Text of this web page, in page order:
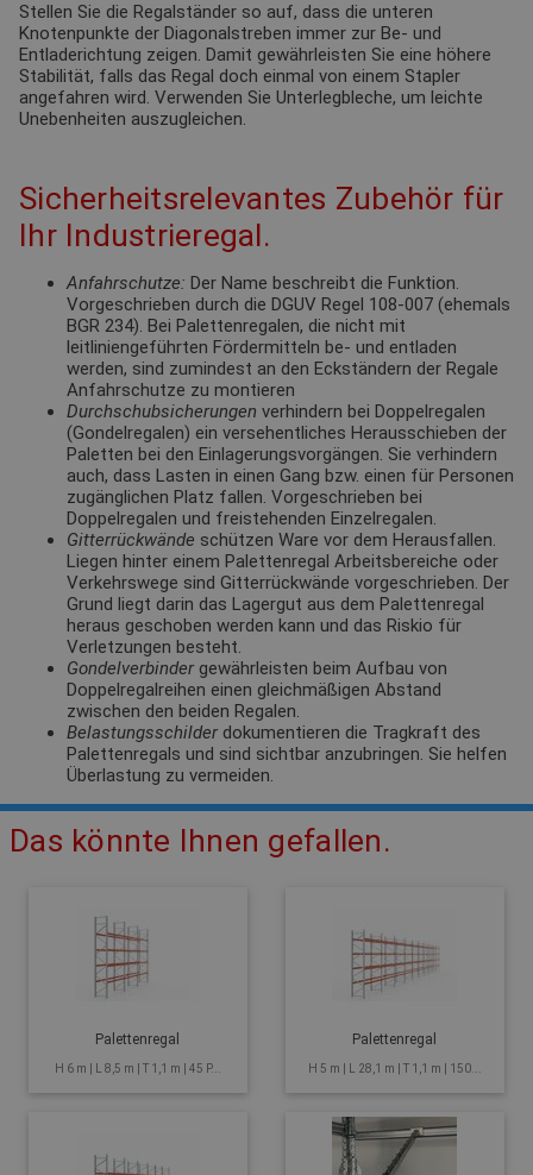
Stellen Sie die Regalständer so auf, dass die unteren
Knotenpunkte der Diagonalstreben immer zur Be- und
Entladerichtung zeigen. Damit gewährleisten Sie eine höhere
Stabilität, falls das Regal doch einmal von einem Stapler
angefahren wird. Verwenden Sie Unterlegbleche, um leichte
Unebenheiten auszugleichen.
Sicherheitsrelevantes Zubehör für
Ihr Industrieregal.
Anfahrschutze: Der Name beschreibt die Funktion.
Vorgeschrieben durch die DGUV Regel 108-007 (ehemals
BGR 234). Bei Palettenregalen, die nicht mit
leitliniengeführten Fördermitteln be- und entladen
werden, sind zumindest an den Eckständern der Regale
Anfahrschutze zu montieren
Durchschubsicherungen verhindern bei Doppelregalen
(Gondelregalen) ein versehentliches Herausschieben der
Paletten bei den Einlagerungsvorgängen. Sie verhindern
auch, dass Lasten in einen Gang bzw. einen für Personen
zugänglichen Platz fallen. Vorgeschrieben bei
Doppelregalen und freistehenden Einzelregalen.
Gitterrückwände schützen Ware vor dem Herausfallen.
Liegen hinter einem Palettenregal Arbeitsbereiche oder
Verkehrswege sind Gitterrückwände vorgeschrieben. Der
Grund liegt darin das Lagergut aus dem Palettenregal
heraus geschoben werden kann und das Riskio für
Verletzungen besteht.
Gondelverbinder gewährleisten beim Aufbau von
Doppelregalreihen einen gleichmäßigen Abstand
zwischen den beiden Regalen.
Belastungsschilder dokumentieren die Tragkraft des
Palettenregals und sind sichtbar anzubringen. Sie helfen
Überlastung zu vermeiden.
Das könnte Ihnen gefallen.
Palettenregal
H 6 m | L 8,5 m | T 1,1 m | 45 P...
Palettenregal
H 5 m | L 28,1 m | T 1,1 m | 150...